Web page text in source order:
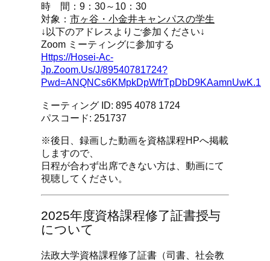
時 間：9：30～10：30
対象： 市ヶ谷・小金井キャンパスの学生
↓以下のアドレスよりご参加ください↓
Zoom ミーティングに参加する
Https://hosei-Ac-
Jp.zoom.us/j/89540781724?
Pwd=ANQNCs6KMpkDpWfrTpDbD9KAamnUwK.1
ミーティング ID: 895 4078 1724
パスコード: 251737
※後日、録画した動画を資格課程HPへ掲載
しますので、
日程が合わず出席できない方は、動画にて
視聴してください。
2025年度資格課程修了証書授与
について
法政大学資格課程修了証書（司書、社会教